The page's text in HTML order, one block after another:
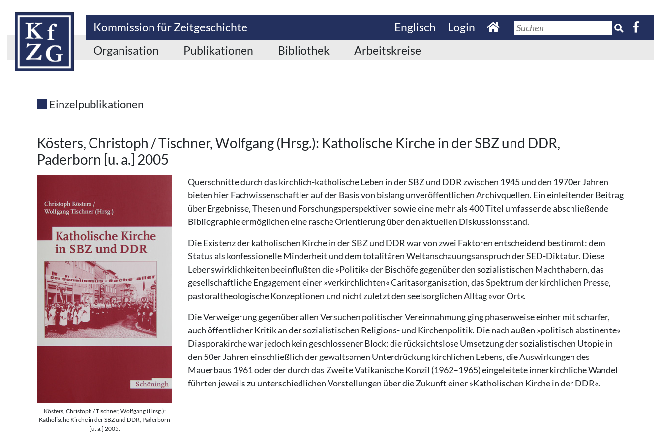
Kommission für Zeitgeschichte Englisch
Login
Organisation
Publikationen Bibliothek Arbeitskreise
Einzelpublikationen
Kösters, Christoph / Tischner, Wolfgang (Hrsg.): Katholische Kirche in der SBZ und DDR,
Paderborn [u. a.] 2005
Kösters, Christoph / Tischner, Wolfgang (Hrsg.):
Katholische Kirche in der SBZ und DDR, Paderborn
[u. a.] 2005.
Querschnitte durch das kirchlich-katholische Leben in der SBZ und DDR zwischen 1945 und den 1970er Jahren
bieten hier Fachwissenschaftler auf der Basis von bislang unveröffentlichen Archivquellen. Ein einleitender Beitrag
über Ergebnisse, Thesen und Forschungsperspektiven sowie eine mehr als 400 Titel umfassende abschließende
Bibliographie ermöglichen eine rasche Orientierung über den aktuellen Diskussionsstand.
Die Existenz der katholischen Kirche in der SBZ und DDR war von zwei Faktoren entscheidend bestimmt: dem
Status als konfessionelle Minderheit und dem totalitären Weltanschauungsanspruch der SED-Diktatur. Diese
Lebenswirklichkeiten beeinflußten die »Politik« der Bischöfe gegenüber den sozialistischen Machthabern, das
gesellschaftliche Engagement einer »verkirchlichten« Caritasorganisation, das Spektrum der kirchlichen Presse,
pastoraltheologische Konzeptionen und nicht zuletzt den seelsorglichen Alltag »vor Ort«.
Die Verweigerung gegenüber allen Versuchen politischer Vereinnahmung ging phasenweise einher mit scharfer,
auch öffentlicher Kritik an der sozialistischen Religions- und Kirchenpolitik. Die nach außen »politisch abstinente«
Diasporakirche war jedoch kein geschlossener Block: die rücksichtslose Umsetzung der sozialistischen Utopie in
den 50er Jahren einschließlich der gewaltsamen Unterdrückung kirchlichen Lebens, die Auswirkungen des
Mauerbaus 1961 oder der durch das Zweite Vatikanische Konzil (1962–1965) eingeleitete innerkirchliche Wandel
führten jeweils zu unterschiedlichen Vorstellungen über die Zukunft einer »Katholischen Kirche in der DDR«.